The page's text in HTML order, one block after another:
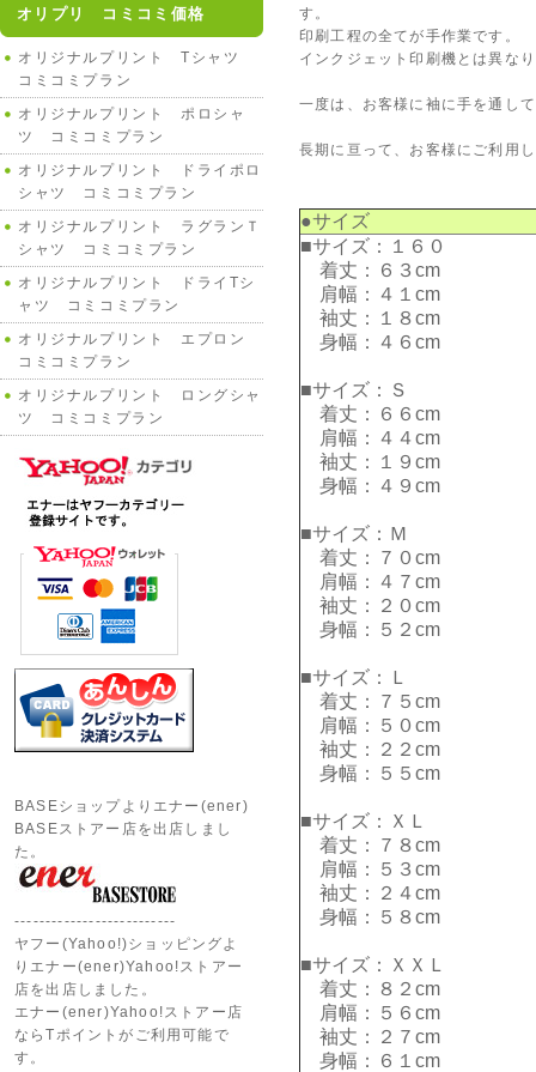
す。
印刷工程の全てが手作業です。
インクジェット印刷機とは異な
一度は、お客様に袖に手を通し
長期に亘って、お客様にご利用
●サイズ
■サイズ：１６０
着丈：６３cm
肩幅：４１cm
袖丈：１８cm
身幅：４６cm
■サイズ：Ｓ
着丈：６６cm
肩幅：４４cm
袖丈：１９cm
身幅：４９cm
■サイズ：Ｍ
着丈：７０cm
肩幅：４７cm
袖丈：２０cm
身幅：５２cm
■サイズ：Ｌ
着丈：７５cm
肩幅：５０cm
袖丈：２２cm
身幅：５５cm
■サイズ：ＸＬ
着丈：７８cm
肩幅：５３cm
袖丈：２４cm
身幅：５８cm
■サイズ：ＸＸＬ
着丈：８２cm
肩幅：５６cm
袖丈：２７cm
身幅：６１cm
オリプリ コミコミ価格
オリジナルプリント Tシャツ
コミコミプラン
オリジナルプリント ポロシャ
ツ コミコミプラン
オリジナルプリント ドライポロ
シャツ コミコミプラン
オリジナルプリント ラグランＴ
シャツ コミコミプラン
オリジナルプリント ドライTシ
ャツ コミコミプラン
オリジナルプリント エプロン
コミコミプラン
オリジナルプリント ロングシャ
ツ コミコミプラン
BASEショップよりエナー(ener)
BASEストアー店を出店しまし
た。
--------------------------
ヤフー(Yahoo!)ショッピングよ
りエナー(ener)Yahoo!ストアー
店を出店しました。
エナー(ener)Yahoo!ストアー店
ならTポイントがご利用可能で
す。